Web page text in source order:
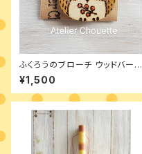
ふくろうのブローチ ウッドバーニ
ング ４種類
¥1,500